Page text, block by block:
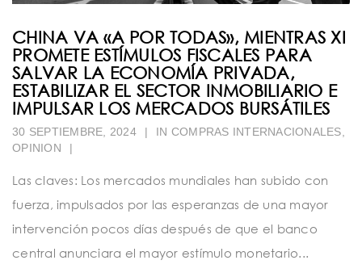
CHINA VA «A POR TODAS», MIENTRAS XI
PROMETE ESTÍMULOS FISCALES PARA
SALVAR LA ECONOMÍA PRIVADA,
ESTABILIZAR EL SECTOR INMOBILIARIO E
IMPULSAR LOS MERCADOS BURSÁTILES
30 SEPTIEMBRE, 2024 | IN COMPRAS INTERNACIONALES
OPINION
|
Las claves: Los mercados mundiales han subido con
fuerza, impulsados por las esperanzas de una mayor
intervención pocos días después de que el banco
central anunciara el mayor estímulo monetario...